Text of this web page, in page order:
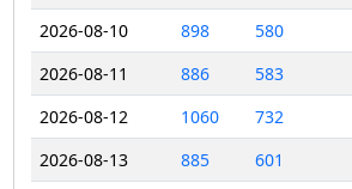
2026-08-10
898 580
2026-08-11
886 583
2026-08-12
1060 732
2026-08-13
885 601